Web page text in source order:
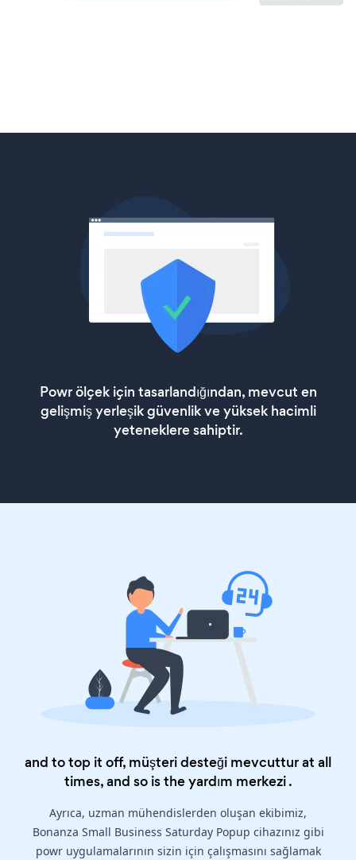
Powr ölçek için tasarlandığından, mevcut en
gelişmiş yerleşik güvenlik ve yüksek hacimli
yeteneklere sahiptir.
and to top it off, müşteri desteği mevcuttur at all
times, and so is theyardım merkezi.
Ayrıca, uzman mühendislerden oluşan ekibimiz,
Bonanza Small Business Saturday Popup cihazınız gibi
powr uygulamalarının sizin için çalışmasını sağlamak